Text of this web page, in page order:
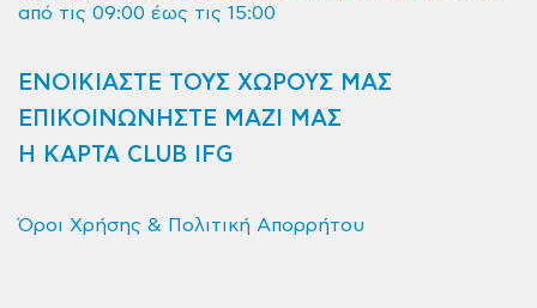
από τις 09:00 έως τις 15:00
ΕΝΟΙΚΙΑΣΤΕ ΤΟΥΣ ΧΩΡΟΥΣ ΜΑΣ
ΕΠΙΚΟΙΝΩΝΗΣΤΕ ΜΑΖΙ ΜΑΣ
Η ΚΑΡΤΑ CLUB IFG
Όροι Χρήσης & Πολιτική Απορρήτου